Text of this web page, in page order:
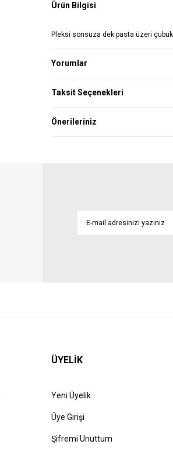
Ürün Bilgisi
Pleksi sonsuza dek pasta üzeri
Yorumlar
Taksit Seçenekleri
Önerileriniz
ÜYELİK
Yeni Üyelik
Üye Girişi
Şifremi Unuttum